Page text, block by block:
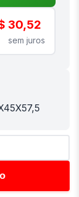
30,52
sem juros